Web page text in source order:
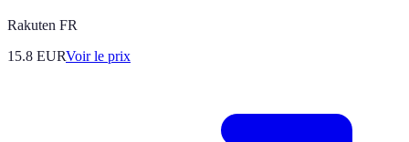
Rakuten FR
15.8 EURVoir le prix